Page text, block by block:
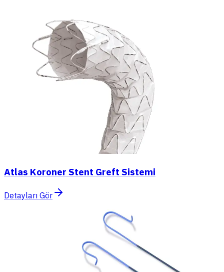
Atlas Koroner Stent Greft Sistemi
Detayları Gör